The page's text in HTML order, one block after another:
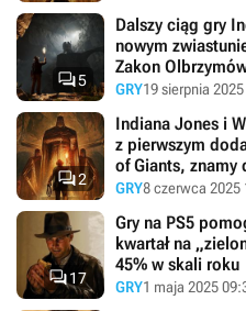
5
Dalszy ciąg gry
nowym
Zakon
GRY19 sierpnia
2
Indiana Jones i
z pierwszym
of Giants, znamy
GRY8 czerwca 2025
17
Gry na PS5
kwartał na
45% w skali roku
GRY1 maja 2025